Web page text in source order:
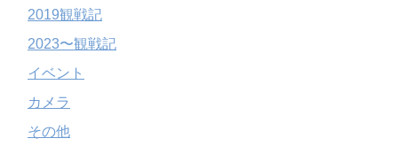
2019観戦記
2023〜観戦記
イベント
カメラ
その他